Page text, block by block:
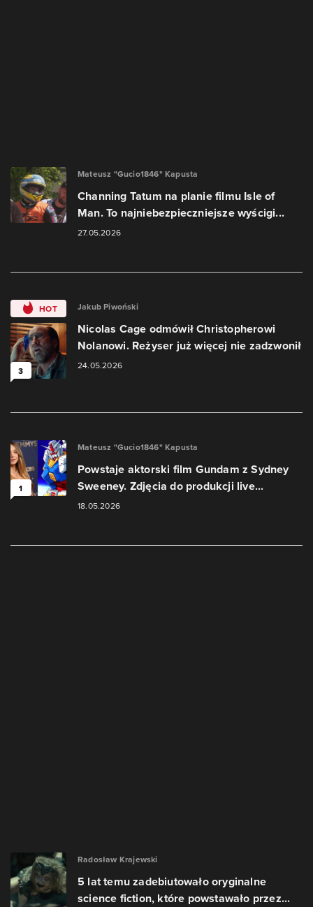
Mateusz "Gucio1846" Kapusta
Channing Tatum na planie filmu Isle of
Man. To najniebezpieczniejsze wyścigi...
27.05.2026
HOT
3
Jakub Piwoński
Nicolas Cage odmówił Christopherowi
Nolanowi. Reżyser już więcej nie zadzwonił
24.05.2026
1
Mateusz "Gucio1846" Kapusta
Powstaje aktorski film Gundam z Sydney
Sweeney. Zdjęcia do produkcji live...
18.05.2026
Radosław Krajewski
5 lat temu zadebiutowało oryginalne
science fiction, które powstawało przez...